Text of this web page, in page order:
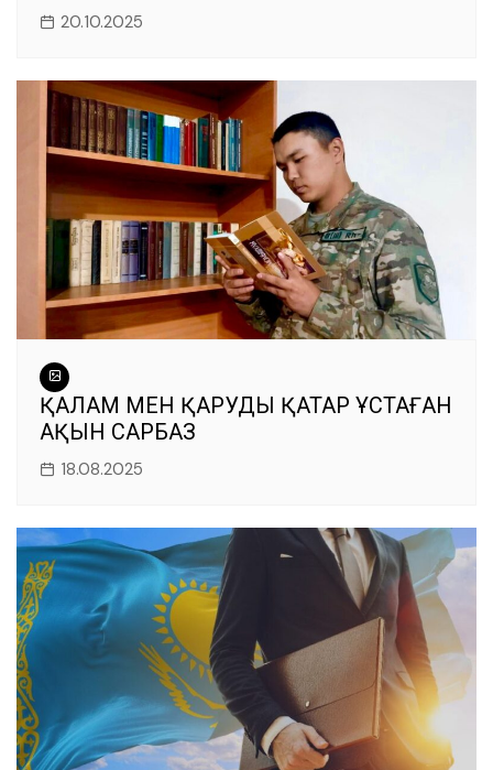
20.10.2025
ҚАЛАМ МЕН ҚАРУДЫ ҚАТАР ҰСТАҒАН
АҚЫН САРБАЗ
18.08.2025